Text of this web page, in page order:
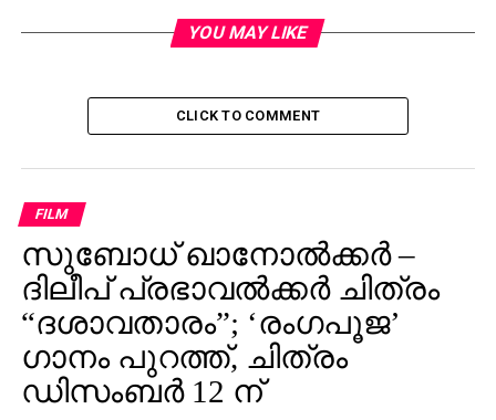
പള്‍സര്‍ സുനി എന്റെ പഴയ
ഡ്രൈവര്‍,ജോലിയില്‍ നിന്ന് ഒഴിവാക്കിയതാണ്:
മുകേഷ്
DON'T MISS
നടിയെ തട്ടിക്കൊണ്ടുപോയ കേസ്: രണ്ടു പേര്‍
കൂടി പിടിയില്‍
YOU MAY LIKE
CLICK TO COMMENT
FILM
സുബോധ് ഖാനോൽക്കർ –
ദിലീപ് പ്രഭാവൽക്കർ ചിത്രം
“ദശാവതാരം”; ‘രംഗപൂജ’
ഗാനം പുറത്ത്, ചിത്രം
ഡിസംബർ 12 ന്